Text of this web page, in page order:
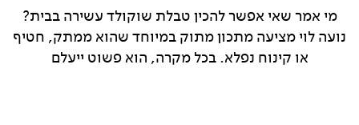
מי אמר שאי אפשר להכין טבלת שוקולד עשירה בבית?
נועה לוי מציעה מתכון מתוק במיוחד שהוא ממתק, חטיף
או קינוח נפלא. בכל מקרה, הוא פשוט ייעלם